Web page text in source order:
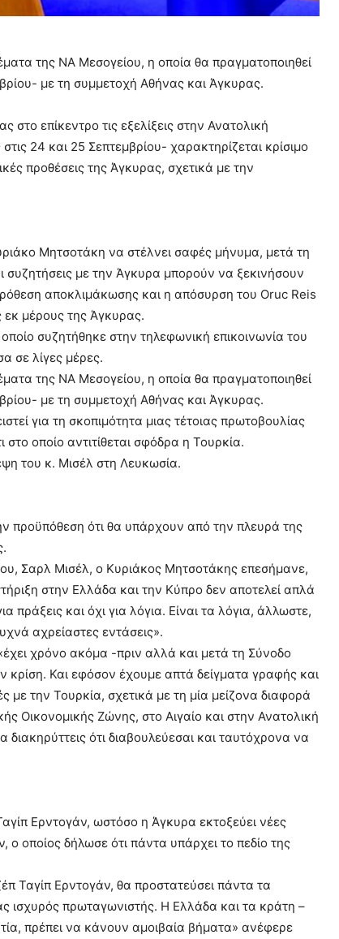
της ΝΑ Μεσογείου, η οποία θα πραγματοποιηθεί
με τη συμμετοχή Αθήνας και Άγκυρας.
επίκεντρο τις εξελίξεις στην Ανατολική
24 και 25 Σεπτεμβρίου- χαρακτηρίζεται κρίσιμο
προθέσεις της Άγκυρας, σχετικά με την
Μητσοτάκη να στέλνει σαφές μήνυμα, μετά τη
με την Άγκυρα μπορούν να ξεκινήσουν
αποκλιμάκωσης και η απόσυρση του Oruc Reis
εκ μέρους της Άγκυρας.
συζητήθηκε στην τηλεφωνική επικοινωνία του
σε λίγες μέρες.
της ΝΑ Μεσογείου, η οποία θα πραγματοποιηθεί
με τη συμμετοχή Αθήνας και Άγκυρας.
για τη σκοπιμότητα μιας τέτοιας πρωτοβουλίας
οποίο αντιτίθεται σφόδρα η Τουρκία.
του κ. Μισέλ στη Λευκωσία.
προϋπόθεση ότι θα υπάρχουν από την πλευρά της
Σαρλ Μισέλ, ο Κυριάκος Μητσοτάκης επεσήμανε,
στην Ελλάδα και την Κύπρο δεν αποτελεί απλά
πράξεις και όχι για λόγια. Είναι τα λόγια, άλλωστε,
αχρείαστες εντάσεις».
χρόνο ακόμα -πριν αλλά και μετά τη Σύνοδο
Και εφόσον έχουμε απτά δείγματα γραφής και
με την Τουρκία, σχετικά με τη μία μείζονα διαφορά
Οικονομικής Ζώνης, στο Αιγαίο και στην Ανατολική
ότι διαβουλεύεσαι και ταυτόχρονα να
Ερντογάν, ωστόσο η Άγκυρα εκτοξεύει νέες
ο οποίος δήλωσε ότι πάντα υπάρχει το πεδίο της
Ταγίπ Ερντογάν, θα προστατεύσει πάντα τα
ισχυρός πρωταγωνιστής. Η Ελλάδα και τα κράτη –
πρέπει να κάνουν αμοιβαία βήματα» ανέφερε